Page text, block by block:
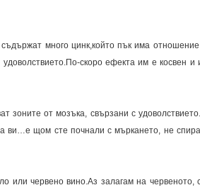
много цинк,който пък има
скоро ефекта им е косвен и
зоните от мозъка, свързани с
ви…е щом сте почнали с мъркането, не
или червено вино.Аз залагам на червеното,